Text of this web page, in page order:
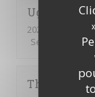
Ughetto Z
2026-07-21
-
Service
Thierry B